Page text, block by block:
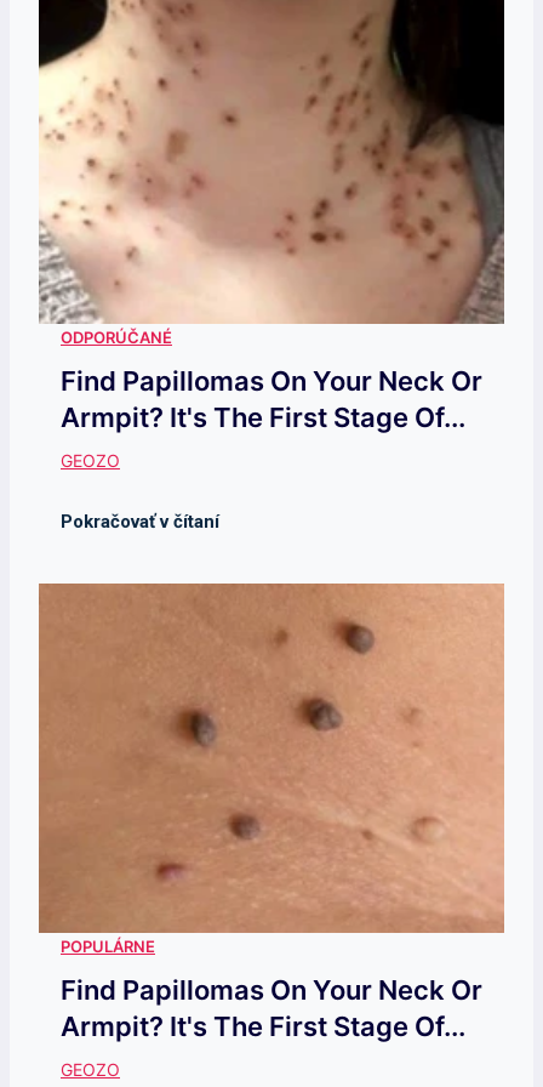
Find Papillomas On Your Neck Or
Armpit? It's The First Stage Of...
Find Papillomas On Your Neck Or
Armpit? It's The First Stage Of...